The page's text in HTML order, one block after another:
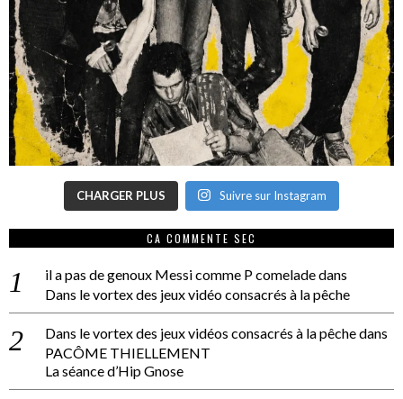
CHARGER PLUS Suivre sur Instagram
CA COMMENTE SEC
il a pas de genoux Messi comme P comeladedans
Dans le vortex des jeux vidéo consacrés à la pêche
Dans le vortex des jeux vidéos consacrés à la pêchedans
PACÔME THIELLEMENT
La séance d’Hip Gnose